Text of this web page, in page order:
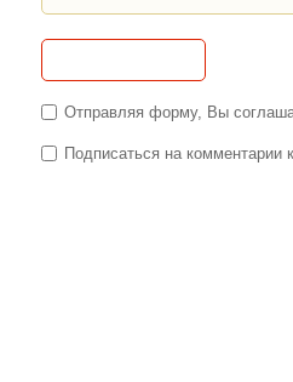
Отправляя форму, Вы
Подписаться на комментарии